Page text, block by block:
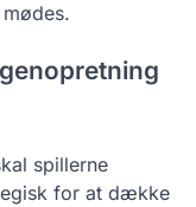
spillerne
for at dække